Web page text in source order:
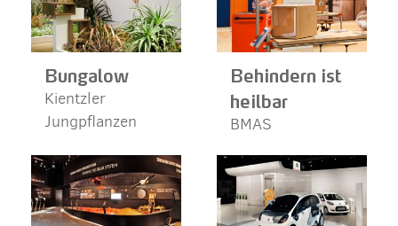
Bungalow
Kientzler
Jungpflanzen
Behindern ist
heilbar
BMAS